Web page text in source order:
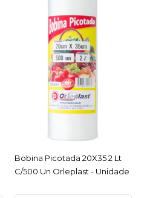
COMPRAR
COMPARAR
LISTA DE DESEJO
Bobina Picot 13X25
P/Hotdog C/1000
R$41,09ACESSAR
Bobina Picotada 20X35 2 Lt
C/500 Un Orleplast - Unidade